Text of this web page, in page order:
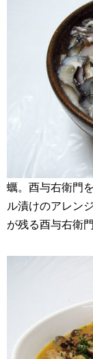
蠣。酉与右衛門
ル漬けのアレン
が残る酉与右衛